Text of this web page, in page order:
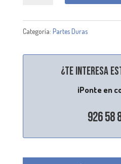
Categoría: Partes Duras
¿Te interesa
¡Ponte en
926 58